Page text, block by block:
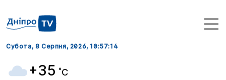
Субота, 8 Серпня, 2026, 10:57:14
+35 ˚C